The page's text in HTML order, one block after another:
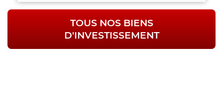
TOUS NOS BIENS
D'INVESTISSEMENT